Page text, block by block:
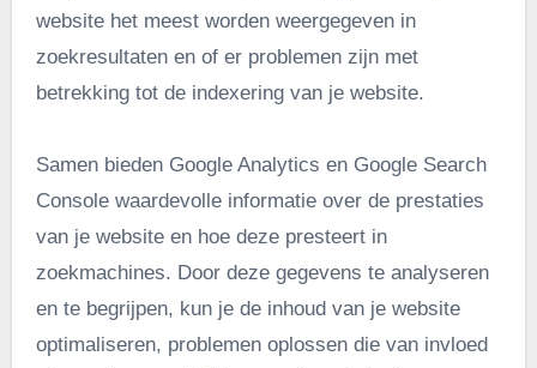
website het meest worden weergegeven in
zoekresultaten en of er problemen zijn met
betrekking tot de indexering van je website.
Samen bieden Google Analytics en Google Search
Console waardevolle informatie over de prestaties
van je website en hoe deze presteert in
zoekmachines. Door deze gegevens te analyseren
en te begrijpen, kun je de inhoud van je website
optimaliseren, problemen oplossen die van invloed